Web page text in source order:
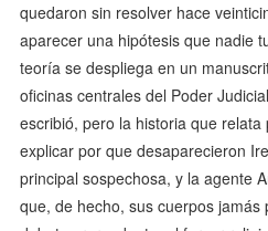
quedaron sin resolver hace
aparecer una hipótesis que nadie
teoría se despliega en un
oficinas centrales del Poder
escribió, pero la historia que
explicar por que desaparecieron
principal sospechosa, y la agente
que, de hecho, sus cuerpos